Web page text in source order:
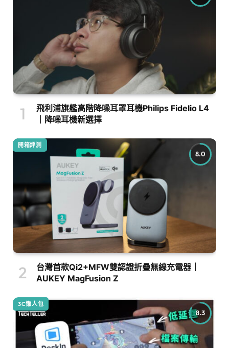
飛利浦旗艦高階降噪耳罩耳機Philips Fidelio L4
｜降噪耳機新選擇
8.0
開箱評測
台灣首款Qi2+MFW雙認證折疊無線充電器｜
AUKEY MagFusion Z
8.3
3C懶人包